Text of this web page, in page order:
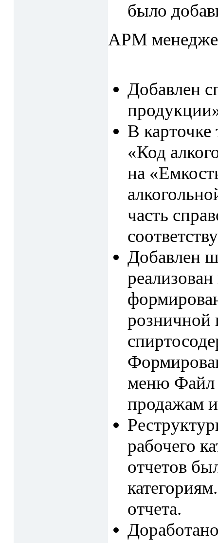
было
АРМ
Добавлен
В
«Код
на
часть
Добавлен
розничной
меню Файл
продажам и
рабочего
отчетов
отчета.